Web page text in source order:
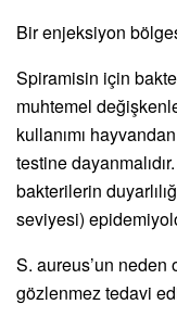
Bir enjeksiyon
Spiramisin için
muhtemel
kullanımı
testine
bakterilerin
seviyesi)
S. aureus’un
gözlenmez tedavi